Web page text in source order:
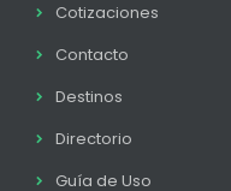
Cotizaciones
Contacto
Destinos
Directorio
Guía de Uso